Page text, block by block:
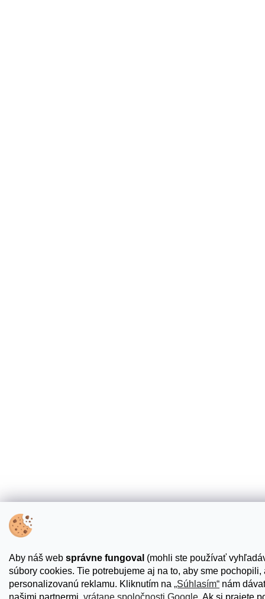
Aby náš web správne fungoval (mohli ste používať
súbory cookies. Tie potrebujeme aj na to, aby sme
personalizovanú reklamu. Kliknutím na „Súhlasím“ nám
našimi partnermi, vrátane spoločnosti Google . Ak si prajete